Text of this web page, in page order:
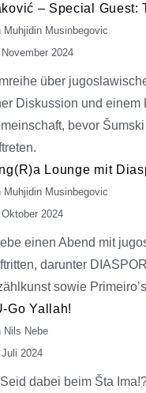
– Special Guest:
Muhjidin Musinbegovic
2024
über
Diskussion und einem
bevor
Lounge mit
Muhjidin Musinbegovic
2024
einen Abend mit
darunter
sowie
Go Yallah!
Nils Nebe
2024
dabei beim Šta